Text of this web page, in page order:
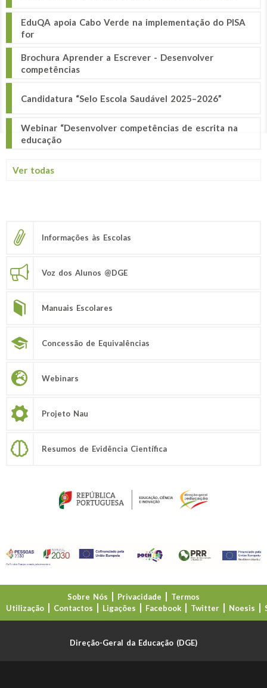
EduQA apoia Cabo Verde na implementação do PISA
for
Brochura Aprender a Escrever - Desenvolver
competências
Candidatura “Selo Escola Saudável 2025–2026”
Webinar “Desenvolver competências de escrita na
educação
Ver todas
Informações às Escolas
Voz dos Alunos @DGE
Manuais Escolares
Concessão de Equivalências
Webinars
Projeto Nau
Resumos de Evidência Científica
Sobre Nós Privacidade
Termos
Utilização
Contactos Ligações Facebook Twitter Noesis
Direção-Geral da Educação (DGE)